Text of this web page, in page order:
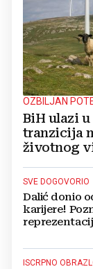
OZBILJAN
BiH ulazi
tranzicija
životnog
SVE DOGOVORIO
Dalić donio
karijere!
ISCRPNO